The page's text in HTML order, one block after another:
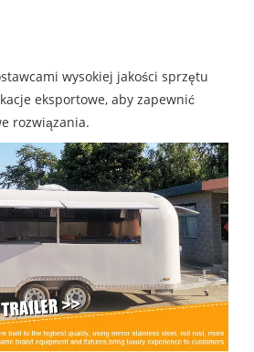
wysokiej jakości sprzętu
eksportowe, aby zapewnić
rozwiązania.